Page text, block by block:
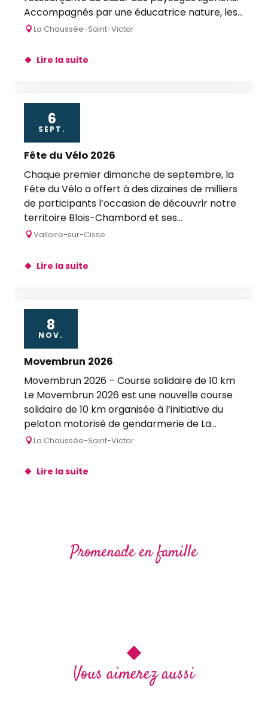
Accompagnés par une éducatrice nature, les...
La Chaussée-Saint-Victor
Lire la suite
6
SEPT.
Fête du Vélo 2026
Chaque premier dimanche de septembre, la
Fête du Vélo a offert à des dizaines de milliers
de participants l’occasion de découvrir notre
territoire Blois-Chambord et ses...
Valloire-sur-Cisse
Lire la suite
8
NOV.
Movembrun 2026
Movembrun 2026 – Course solidaire de 10 km
Le Movembrun 2026 est une nouvelle course
solidaire de 10 km organisée à l’initiative du
peloton motorisé de gendarmerie de La...
La Chaussée-Saint-Victor
Lire la suite
Promenade en famille
Vous aimerez aussi